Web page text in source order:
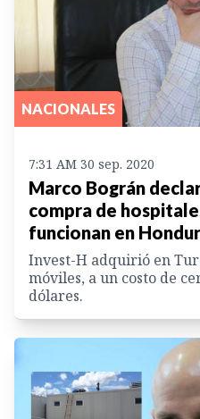
NACIONALES
7:31 AM 30 sep. 2020
Marco Bográn
compra de
funcionan en
Invest-H adquirió en
móviles, a un costo de
dólares.